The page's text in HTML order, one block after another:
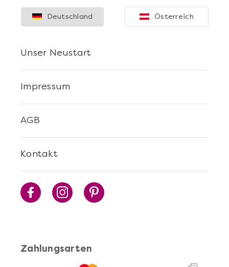
Zahlungsarten
Kontakt
AGB
Impressum
Unser Neustart
Deutschland Österreich